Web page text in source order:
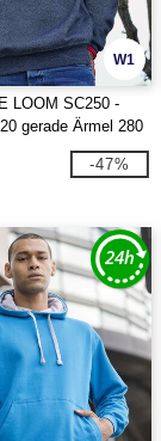
W1
LOOM SC250 -
gerade Ärmel 280
-47%